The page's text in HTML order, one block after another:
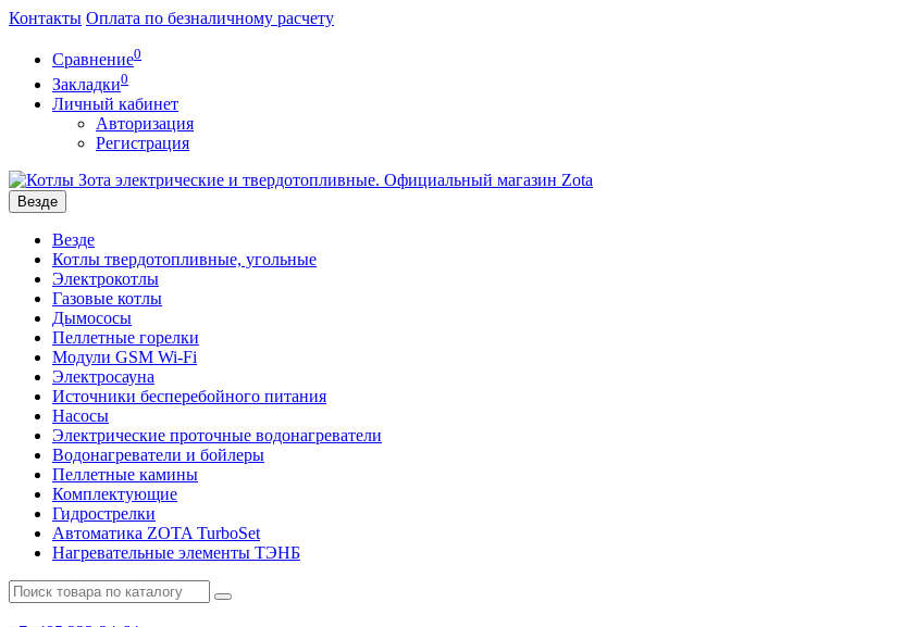
Контакты Оплата по безналичному расчету
Сравнение0
Закладки0
Личный кабинет
Авторизация
Регистрация
Везде
Везде
Котлы твердотопливные, угольные
Электрокотлы
Газовые котлы
Дымососы
Пеллетные горелки
Модули GSM Wi-Fi
Электросауна
Источники бесперебойного питания
Насосы
Электрические проточные водонагреватели
Водонагреватели и бойлеры
Пеллетные камины
Комплектующие
Гидрострелки
Автоматика ZOTA TurboSet
Нагревательные элементы ТЭНБ